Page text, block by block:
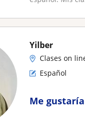
Yilber
Clases on
Español
Me